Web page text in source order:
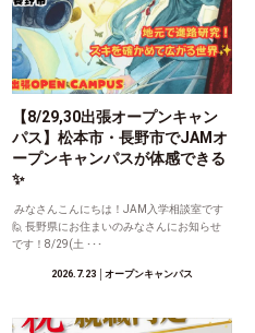
【8/29,30出張オープンキャン
パス】松本市・長野市でJAMオ
ープンキャンパスが体感できる
✨
みなさんこんにちは！JAM入学相談室です
🙋 長野県にお住まいのみなさんにお知らせ
です！8/29(土 ･･･
2026.7.23 │オープンキャンパス